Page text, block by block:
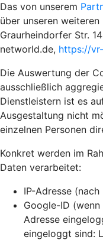
Das von unserem
über unseren
Graurheindorfer Str.
networld.de, https://
Die Auswertung der
ausschließlich
Dienstleistern ist es
Ausgestaltung nicht
einzelnen Personen
Konkret werden im
Daten verarbeitet:
IP-Adresse
Google-ID
Adresse
eingeloggt sind: